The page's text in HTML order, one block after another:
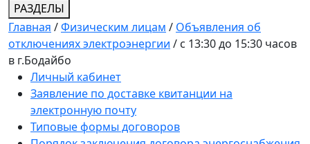
РАЗДЕЛЫ
Главная /Физическим лицам / Объявления об
отключениях электроэнергии / с 13:30 до 15:30 часов
в г.Бодайбо
Личный кабинет
Заявление по доставке квитанции на
электронную почту
Типовые формы договоров